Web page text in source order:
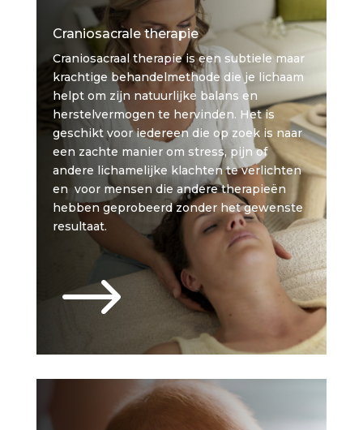
Craniosacrale therapie
Craniosacraal therapie is een subtiele maar
krachtige behandelmethode die je lichaam
helpt om zijn natuurlijke balans en
herstelvermogen te hervinden. Het is
geschikt voor iedereen die op zoek is naar
een zachte manier om stress, pijn of
andere lichamelijke klachten te verlichten
en voor mensen die andere therapieën
hebben geprobeerd zonder het gewenste
resultaat.
$